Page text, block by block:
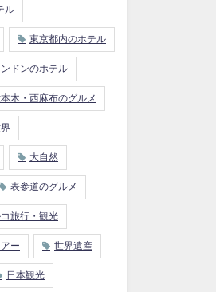
ル
東京都内のホテル
ンドンのホテル
木・西麻布のグルメ
大自然
表参道のグルメ
コ旅行・観光
ー 世界遺産
日本観光